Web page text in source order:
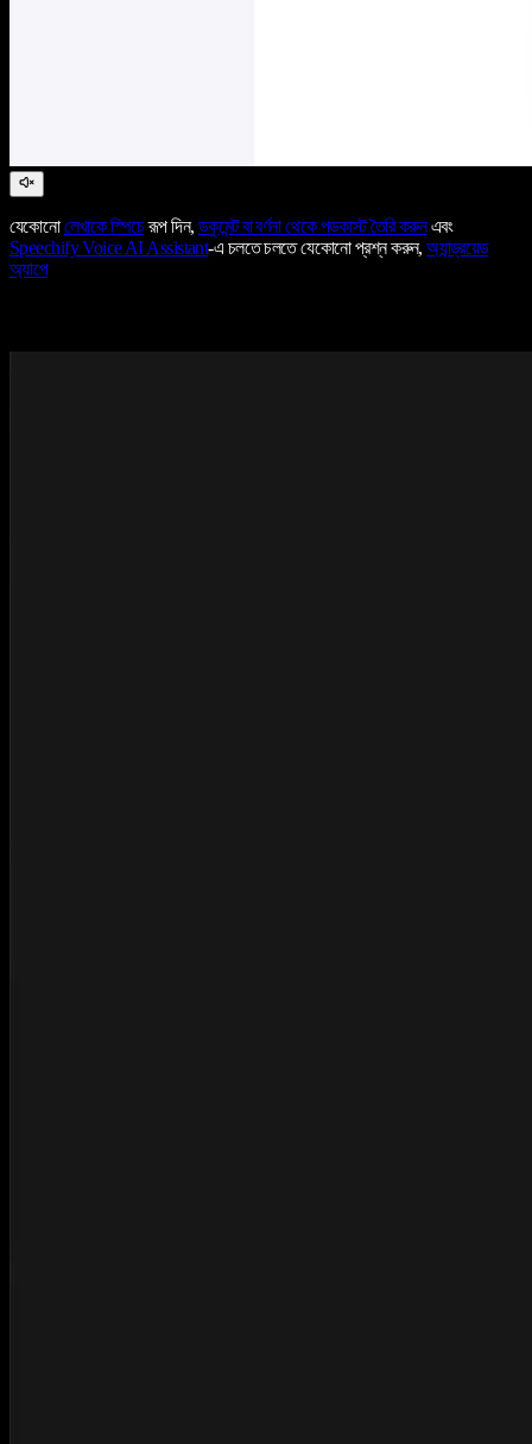
যেকোনোলেখাকে স্পিচেরূপ দিন, ডকুমেন্ট বা বর্ণনা থেকে পডকাস্ট তৈরি করুনএবং
Speechify Voice AI Assistant-এ চলতে চলতে যেকোনো প্রশ্ন করুন,অ্যান্ড্রয়েড
অ্যাপে